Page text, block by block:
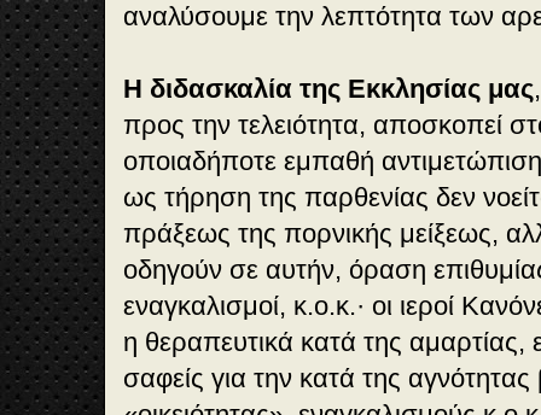
αναλύσουμε την λεπτότητα των
Η διδασκαλία της Εκκλησίας μας
προς την τελειότητα, αποσκοπεί
οποιαδήποτε εμπαθή
ως τήρηση της παρθενίας δεν
πράξεως της πορνικής μείξεως,
οδηγούν σε αυτήν, όραση
εναγκαλισμοί, κ.ο.κ.· οι ιεροί
η θεραπευτικά κατά της αμαρτίας,
σαφείς για την κατά της αγνότητας